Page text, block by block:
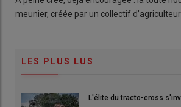
meunier, créée par un collectif
LES PLUS LUS
L'élite du tracto-cross